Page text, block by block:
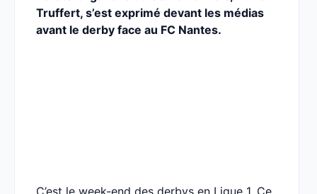
Truffert, s’est exprimé devant les médias
avant le derby face au FC Nantes.
C’est le week-end des derbys en Ligue 1. Ce